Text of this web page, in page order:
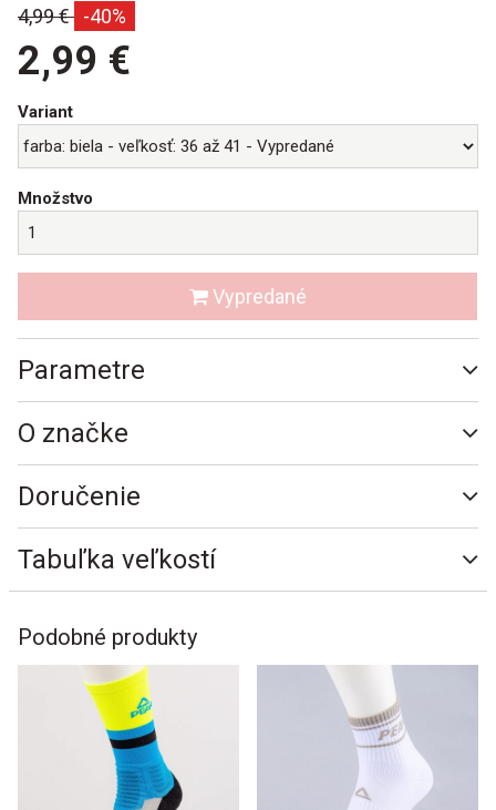
Bežná
4,99 € -40%
2,99 €
Variant
Množstvo
Vypredané
Parametre
O značke
Doručenie
Tabuľka veľkostí
Podobné produkty